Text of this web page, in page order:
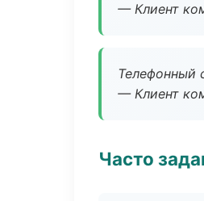
— Клиент
Телефонный
— Клиент
Часто